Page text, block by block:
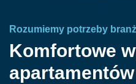
Rozumiemy potrzeby
Komfortowe
apartamentów